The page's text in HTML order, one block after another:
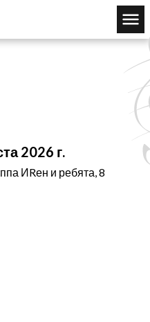
2026 г.
ИRен и ребята, 8